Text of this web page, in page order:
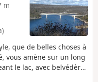
m
que de belles choses à
vous amène sur un long
le lac, avec belvédères